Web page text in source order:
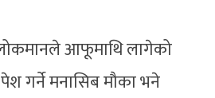
आफूमाथि लागेको
गर्ने मनासिब मौका भने